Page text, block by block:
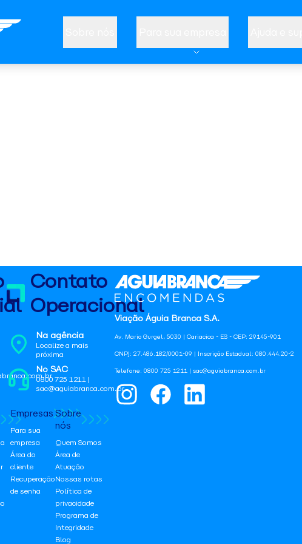
Viação Águia Branca S.A.
Av. Mario Gurgel, 5030 | Cariacica - ES - CEP: 29145-901
CNPJ: 27.486.182/0001-09 | Inscrição Estadual: 080.444.20-2
Telefone: 0800 725 1211 | sac@aguiabranca.com.br
Contato
Operacional
Na agência
Localize a mais
próxima
No SAC
0800 725 1211 |
sac@aguiabranca.com.br
Empresas
Para sua
empresa
Área do
cliente
Recuperação
de senha
Sobre
nós
Quem Somos
Área de
Atuação
Nossas rotas
Política de
privacidade
Programa de
Integridade
Blog